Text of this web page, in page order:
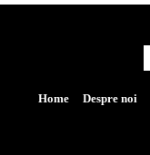
Home Despre noi